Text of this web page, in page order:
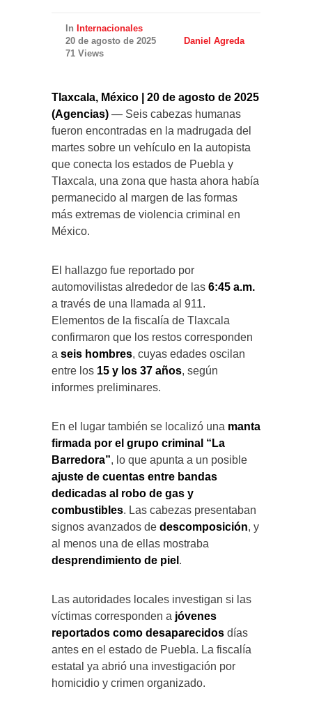
In Internacionales
20 de agosto de 2025
Daniel Agreda
71 Views
Tlaxcala, México | 20 de agosto de 2025
(Agencias) — Seis cabezas humanas
fueron encontradas en la madrugada del
martes sobre un vehículo en la autopista
que conecta los estados de Puebla y
Tlaxcala, una zona que hasta ahora había
permanecido al margen de las formas
más extremas de violencia criminal en
México.
El hallazgo fue reportado por
automovilistas alrededor de las 6:45 a.m.
a través de una llamada al 911.
Elementos de la fiscalía de Tlaxcala
confirmaron que los restos corresponden
a seis hombres, cuyas edades oscilan
entre los 15 y los 37 años, según
informes preliminares.
En el lugar también se localizó una manta
firmada por el grupo criminal “La
Barredora”, lo que apunta a un posible
ajuste de cuentas entre bandas
dedicadas al robo de gas y
combustibles. Las cabezas presentaban
signos avanzados de descomposición, y
al menos una de ellas mostraba
desprendimiento de piel .
Las autoridades locales investigan si las
víctimas corresponden a jóvenes
reportados como desaparecidos días
antes en el estado de Puebla. La fiscalía
estatal ya abrió una investigación por
homicidio y crimen organizado.